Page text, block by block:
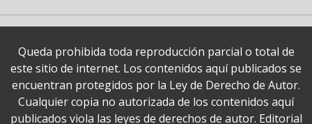
Queda prohibida toda reproducción parcial o total de
este sitio de internet. Los contenidos aquí publicados se
encuentran protegidos por la Ley de Derecho de Autor.
Cualquier copia no autorizada de los contenidos aquí
publicados viola las leyes de derechos de autor. Editorial